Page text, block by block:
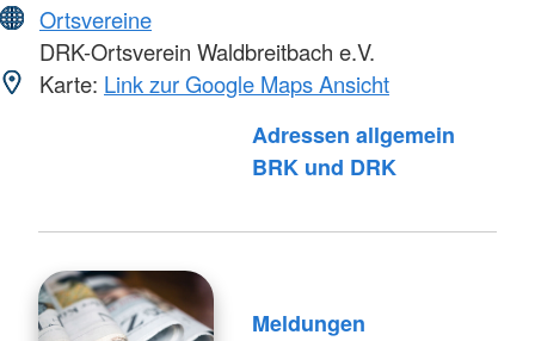
Ortsvereine
DRK-Ortsverein Waldbreitbach e.V.
Karte: Link zur Google Maps Ansicht
Adressen allgemein
BRK und DRK
Meldungen